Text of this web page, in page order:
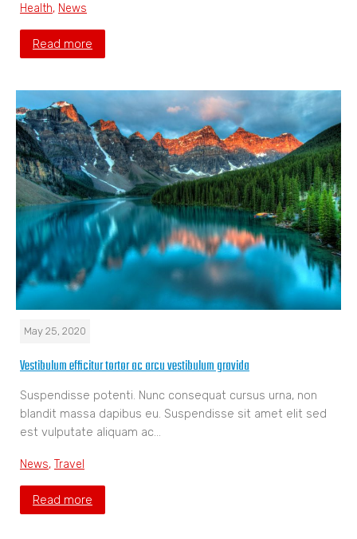
Health, News
Read more
May 25, 2020
Vestibulum efficitur tortor ac arcu vestibulum gravida
Suspendisse potenti. Nunc consequat cursus urna, non
blandit massa dapibus eu. Suspendisse sit amet elit sed
est vulputate aliquam ac…
News, Travel
Read more